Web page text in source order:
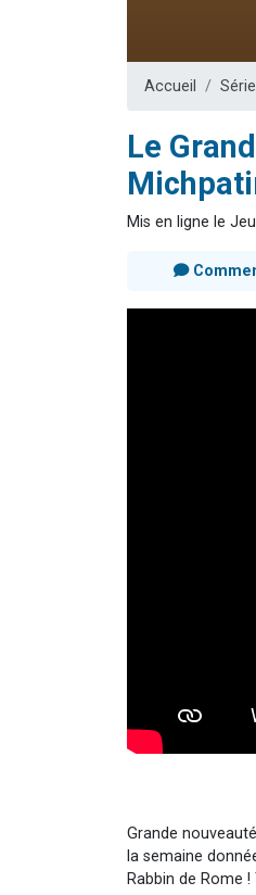
Accueil
Le
Mis en ligne le
Grande
la semaine
Rabbin de Rome